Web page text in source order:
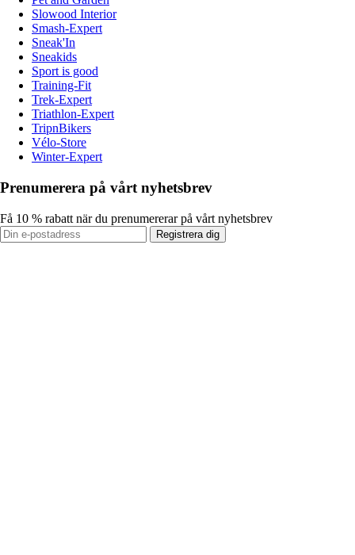
Slowood Interior
Smash-Expert
Sneak'In
Sneakids
Sport is good
Training-Fit
Trek-Expert
Triathlon-Expert
TripnBikers
Vélo-Store
Winter-Expert
Prenumerera på vårt nyhetsbrev
Få 10 % rabatt när du prenumererar på vårt nyhetsbrev
Registrera dig